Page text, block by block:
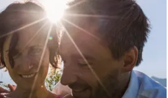
finden Sie die
für Ihren Urlaub auf
Urlaub auf dem